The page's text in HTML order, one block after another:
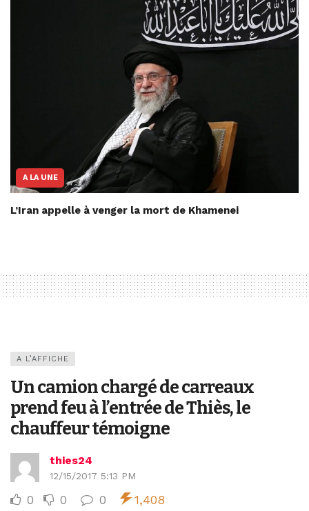
A LA UNE
L’Iran appelle à venger la mort de Khamenei
A L’AFFICHE
Un camion chargé de carreaux
prend feu à l’entrée de Thiès, le
chauffeur témoigne
thies24
12/15/2017 5:13 PM
0 0 0 1,408